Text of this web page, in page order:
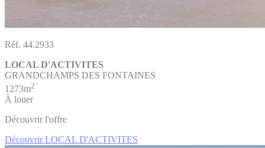
Réf. 44.2933
LOCAL D'ACTIVITES
GRANDCHAMPS DES FONTAINES
1273m2
À louer
Découvrir l'offre
Découvrir LOCAL D'ACTIVITES